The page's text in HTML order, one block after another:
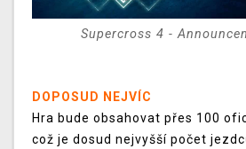
Supercross 4 -
DOPOSUD NEJVÍC
Hra bude obsahovat přes 100
což je dosud nejvyšší počet